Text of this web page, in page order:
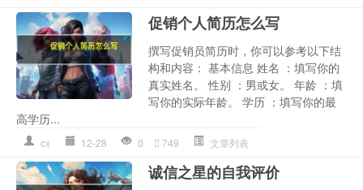
促销个人简历怎么写
撰写促销员简历时，你可以参考以下结
构和内容： 基本信息 姓名 ：填写你的
真实姓名。 性别 ：男或女。 年龄 ：填
写你的实际年龄。 学历 ：填写你的最
高学历...
cx 12-28 0 749 文章列表
诚信之星的自我评价